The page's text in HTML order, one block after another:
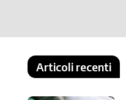
Articoli recenti